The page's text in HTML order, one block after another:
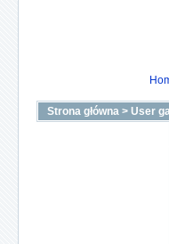
Strona główna > User